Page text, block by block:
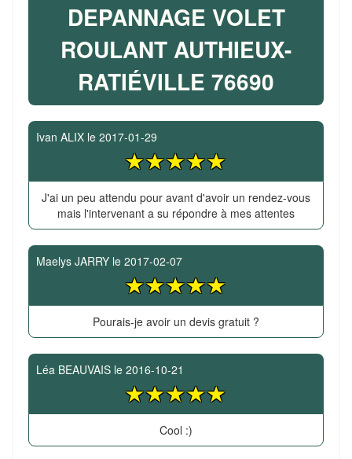
DEPANNAGE VOLET
ROULANT AUTHIEUX-
RATIÉVILLE 76690
Ivan ALIX le 2017-01-29
J'ai un peu attendu pour avant d'avoir un rendez-vous
mais l'intervenant a su répondre à mes attentes
Maelys JARRY le 2017-02-07
Pourais-je avoir un devis gratuit ?
Léa BEAUVAIS le 2016-10-21
Cool :)